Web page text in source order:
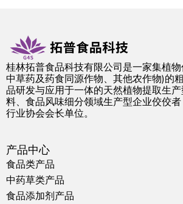
桂林拓普食品科技有限公司是一家集植物
中草药及药食同源作物、其他农作物)的
品研发与应用于一体的天然植物提取生
料、食品风味细分领域生产型企业佼佼
行业协会会长单位。
产品中心
食品类产品
中药草类产品
食品添加剂产品